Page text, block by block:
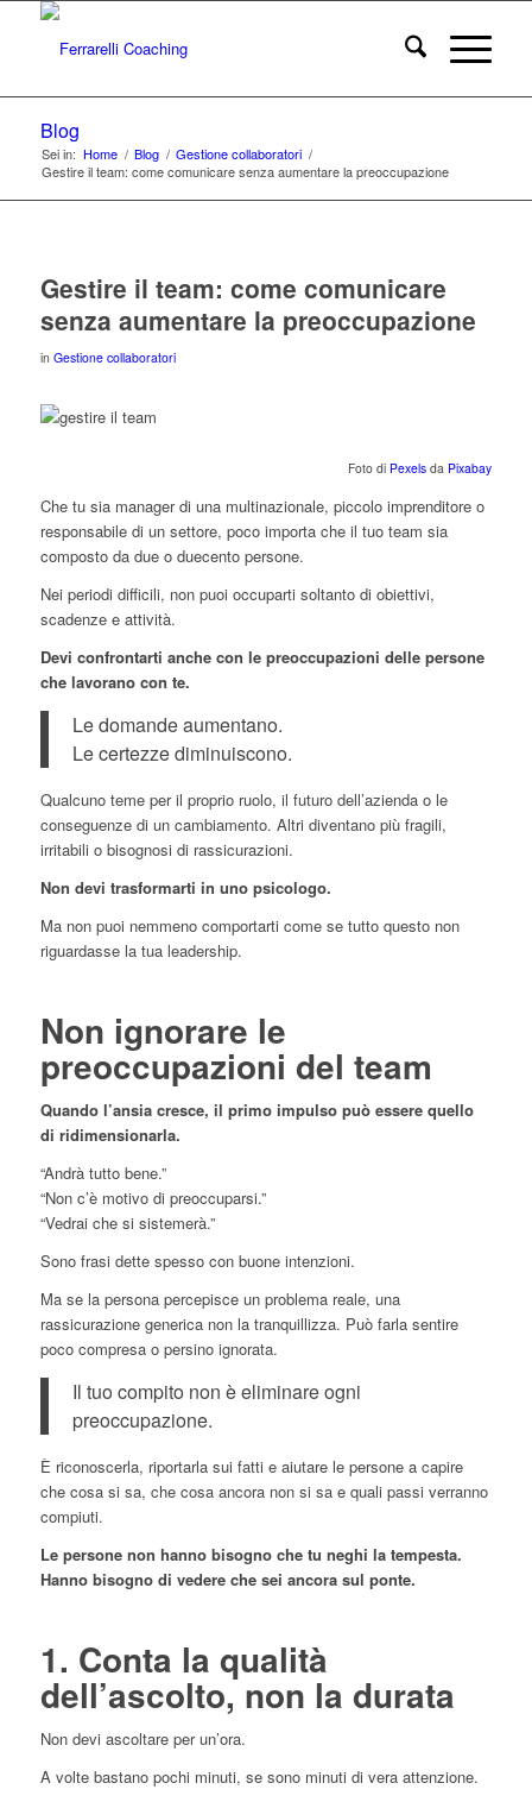
Blog
Sei in: Home / Blog / Gestione collaboratori /
Gestire il team: come comunicare senza aumentare la preoccupazione
Gestire il team: come comunicare
senza aumentare la preoccupazione
in Gestione collaboratori
Foto di Pexels da Pixabay
Che tu sia manager di una multinazionale, piccolo imprenditore o
responsabile di un settore, poco importa che il tuo team sia
composto da due o duecento persone.
Nei periodi difficili, non puoi occuparti soltanto di obiettivi,
scadenze e attività.
Devi confrontarti anche con le preoccupazioni delle persone
che lavorano con te.
Le domande aumentano.
Le certezze diminuiscono.
Qualcuno teme per il proprio ruolo, il futuro dell’azienda o le
conseguenze di un cambiamento. Altri diventano più fragili,
irritabili o bisognosi di rassicurazioni.
Non devi trasformarti in uno psicologo.
Ma non puoi nemmeno comportarti come se tutto questo non
riguardasse la tua leadership.
Non ignorare le
preoccupazioni del team
Quando l’ansia cresce, il primo impulso può essere quello
di ridimensionarla.
“Andrà tutto bene.”
“Non c’è motivo di preoccuparsi.”
“Vedrai che si sistemerà.”
Sono frasi dette spesso con buone intenzioni.
Ma se la persona percepisce un problema reale, una
rassicurazione generica non la tranquillizza. Può farla sentire
poco compresa o persino ignorata.
Il tuo compito non è eliminare ogni
preoccupazione.
È riconoscerla, riportarla sui fatti e aiutare le persone a capire
che cosa si sa, che cosa ancora non si sa e quali passi verranno
compiuti.
Le persone non hanno bisogno che tu neghi la tempesta.
Hanno bisogno di vedere che sei ancora sul ponte.
1. Conta la qualità
dell’ascolto, non la durata
Non devi ascoltare per un’ora.
A volte bastano pochi minuti, se sono minuti di vera attenzione.